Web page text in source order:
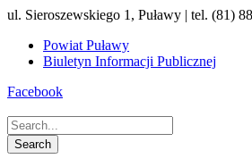
ul. Sieroszewskiego 1, Puławy | tel. (81)
Powiat Puławy
Biuletyn Informacji Publicznej
Facebook